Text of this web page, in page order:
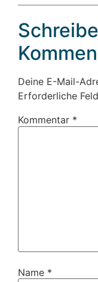
Deine E-Mail-
Erforderliche
Kommentar *
Name *